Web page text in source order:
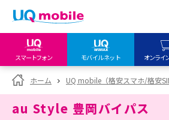
スマートフォン モバイルネット オンライ
my UQ WiMAX
UQ WiMAX ご契約の方
UQ mobile
オンラインショップ
UQ mobile
販売店舗
ホーム UQ mobile（格安スマホ/格安
au Style 豊岡バイパス